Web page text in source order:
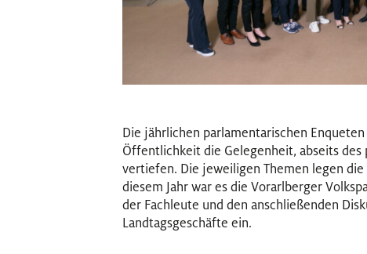
Die jährlichen parlamentarischen
Öffentlichkeit die Gelegenheit, abseits des
vertiefen. Die jeweiligen Themen legen
diesem Jahr war es die Vorarlberger
der Fachleute und den anschließenden
Landtagsgeschäfte ein.